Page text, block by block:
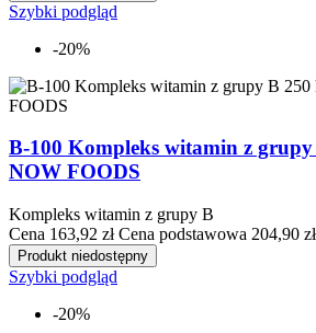
Szybki podgląd
-20%
B-100 Kompleks witamin z grupy
NOW FOODS
Kompleks witamin z grupy B
Cena 163,92 zł Cena podstawowa 204,90 zł
Produkt niedostępny
Szybki podgląd
-20%